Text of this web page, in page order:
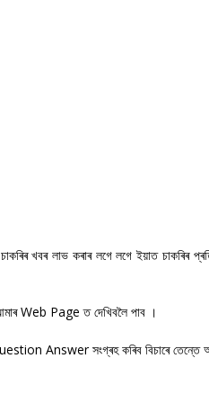
খবৰ লাভ কৰাৰ লগে লগে ইয়াত চাকৰিৰ
Web Page ত দেখিবলৈ পাব ।
Answer সংগ্ৰহ কৰিব বিচাৰে তেন্তে